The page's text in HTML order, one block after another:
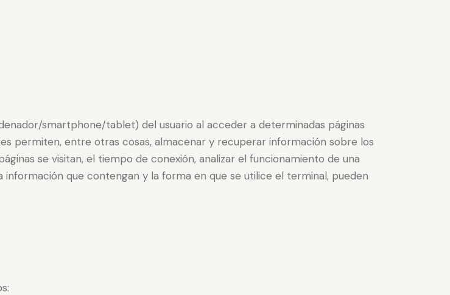
smartphone/tablet) del usuario al acceder a determinadas páginas
permiten, entre otras cosas, almacenar y recuperar información sobre los
se visitan, el tiempo de conexión, analizar el funcionamiento de una
que contengan y la forma en que se utilice el terminal, pueden